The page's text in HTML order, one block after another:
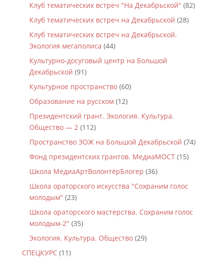
Клуб тематических встреч "На Декабрьской" (82)
Клуб тематических встреч на Декабрьской (28)
Клуб тематических встреч на Декабрьской.
Экология мегаполиса (44)
Культурно-досуговый центр на Большой
Декабрьской (91)
Культурное пространство(60)
Образование на русском (12)
Президентский грант. Экология. Культура.
Общество — 2(112)
Пространство ЗОЖ на Большой Декабрьской (74)
Фонд президентских грантов. МедиаМОСТ(15)
Школа МедиаАртВолонтёрБлогер (36)
Школа ораторского искусства "Сохраним голос
молодым" (23)
Школа ораторского мастерства. Сохраним голос
молодым-2" (35)
Экология. Культура. Общество(29)
СПЕЦКУРС(11)